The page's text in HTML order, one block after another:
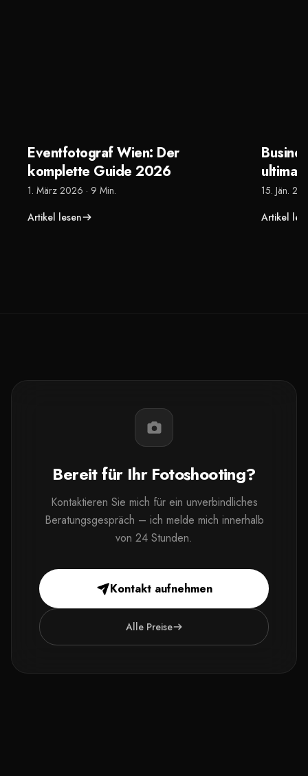
Eventfotograf Wien: Der
komplette Guide 2026
1. März 2026 · 9 Min.
Artikel lesen
15. Jän.
Artikel
Bereit für Ihr Fotoshooting?
Kontaktieren Sie mich für ein unverbindliches
Beratungsgespräch – ich melde mich innerhalb
von 24 Stunden.
Kontakt aufnehmen
Alle Preise